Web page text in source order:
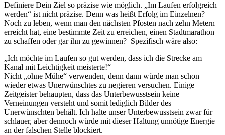
Definiere Dein Ziel so präzise wie möglich. „Im Laufen erfolgreich
werden“ ist nicht präzise. Denn was heißt Erfolg im Einzelnen?
Noch zu leben, wenn man den nächsten Pfosten nach zehn Metern
erreicht hat, eine bestimmte Zeit zu erreichen, einen Stadtmarathon
zu schaffen oder gar ihn zu gewinnen? Spezifisch wäre also:
„Ich möchte im Laufen so gut werden, dass ich die Strecke am
Kanal mit Leichtigkeit meisterte!“
Nicht „ohne Mühe“ verwenden, denn dann würde man schon
wieder etwas Unerwünschtes zu negieren versuchen. Einige
Zeitgeister behaupten, dass das Unterbewusstsein keine
Verneinungen versteht und somit lediglich Bilder des
Unerwünschten behält. Ich halte unser Unterbewusstsein zwar für
schlauer, aber dennoch würde mit dieser Haltung unnötige Energie
an der falschen Stelle blockiert.